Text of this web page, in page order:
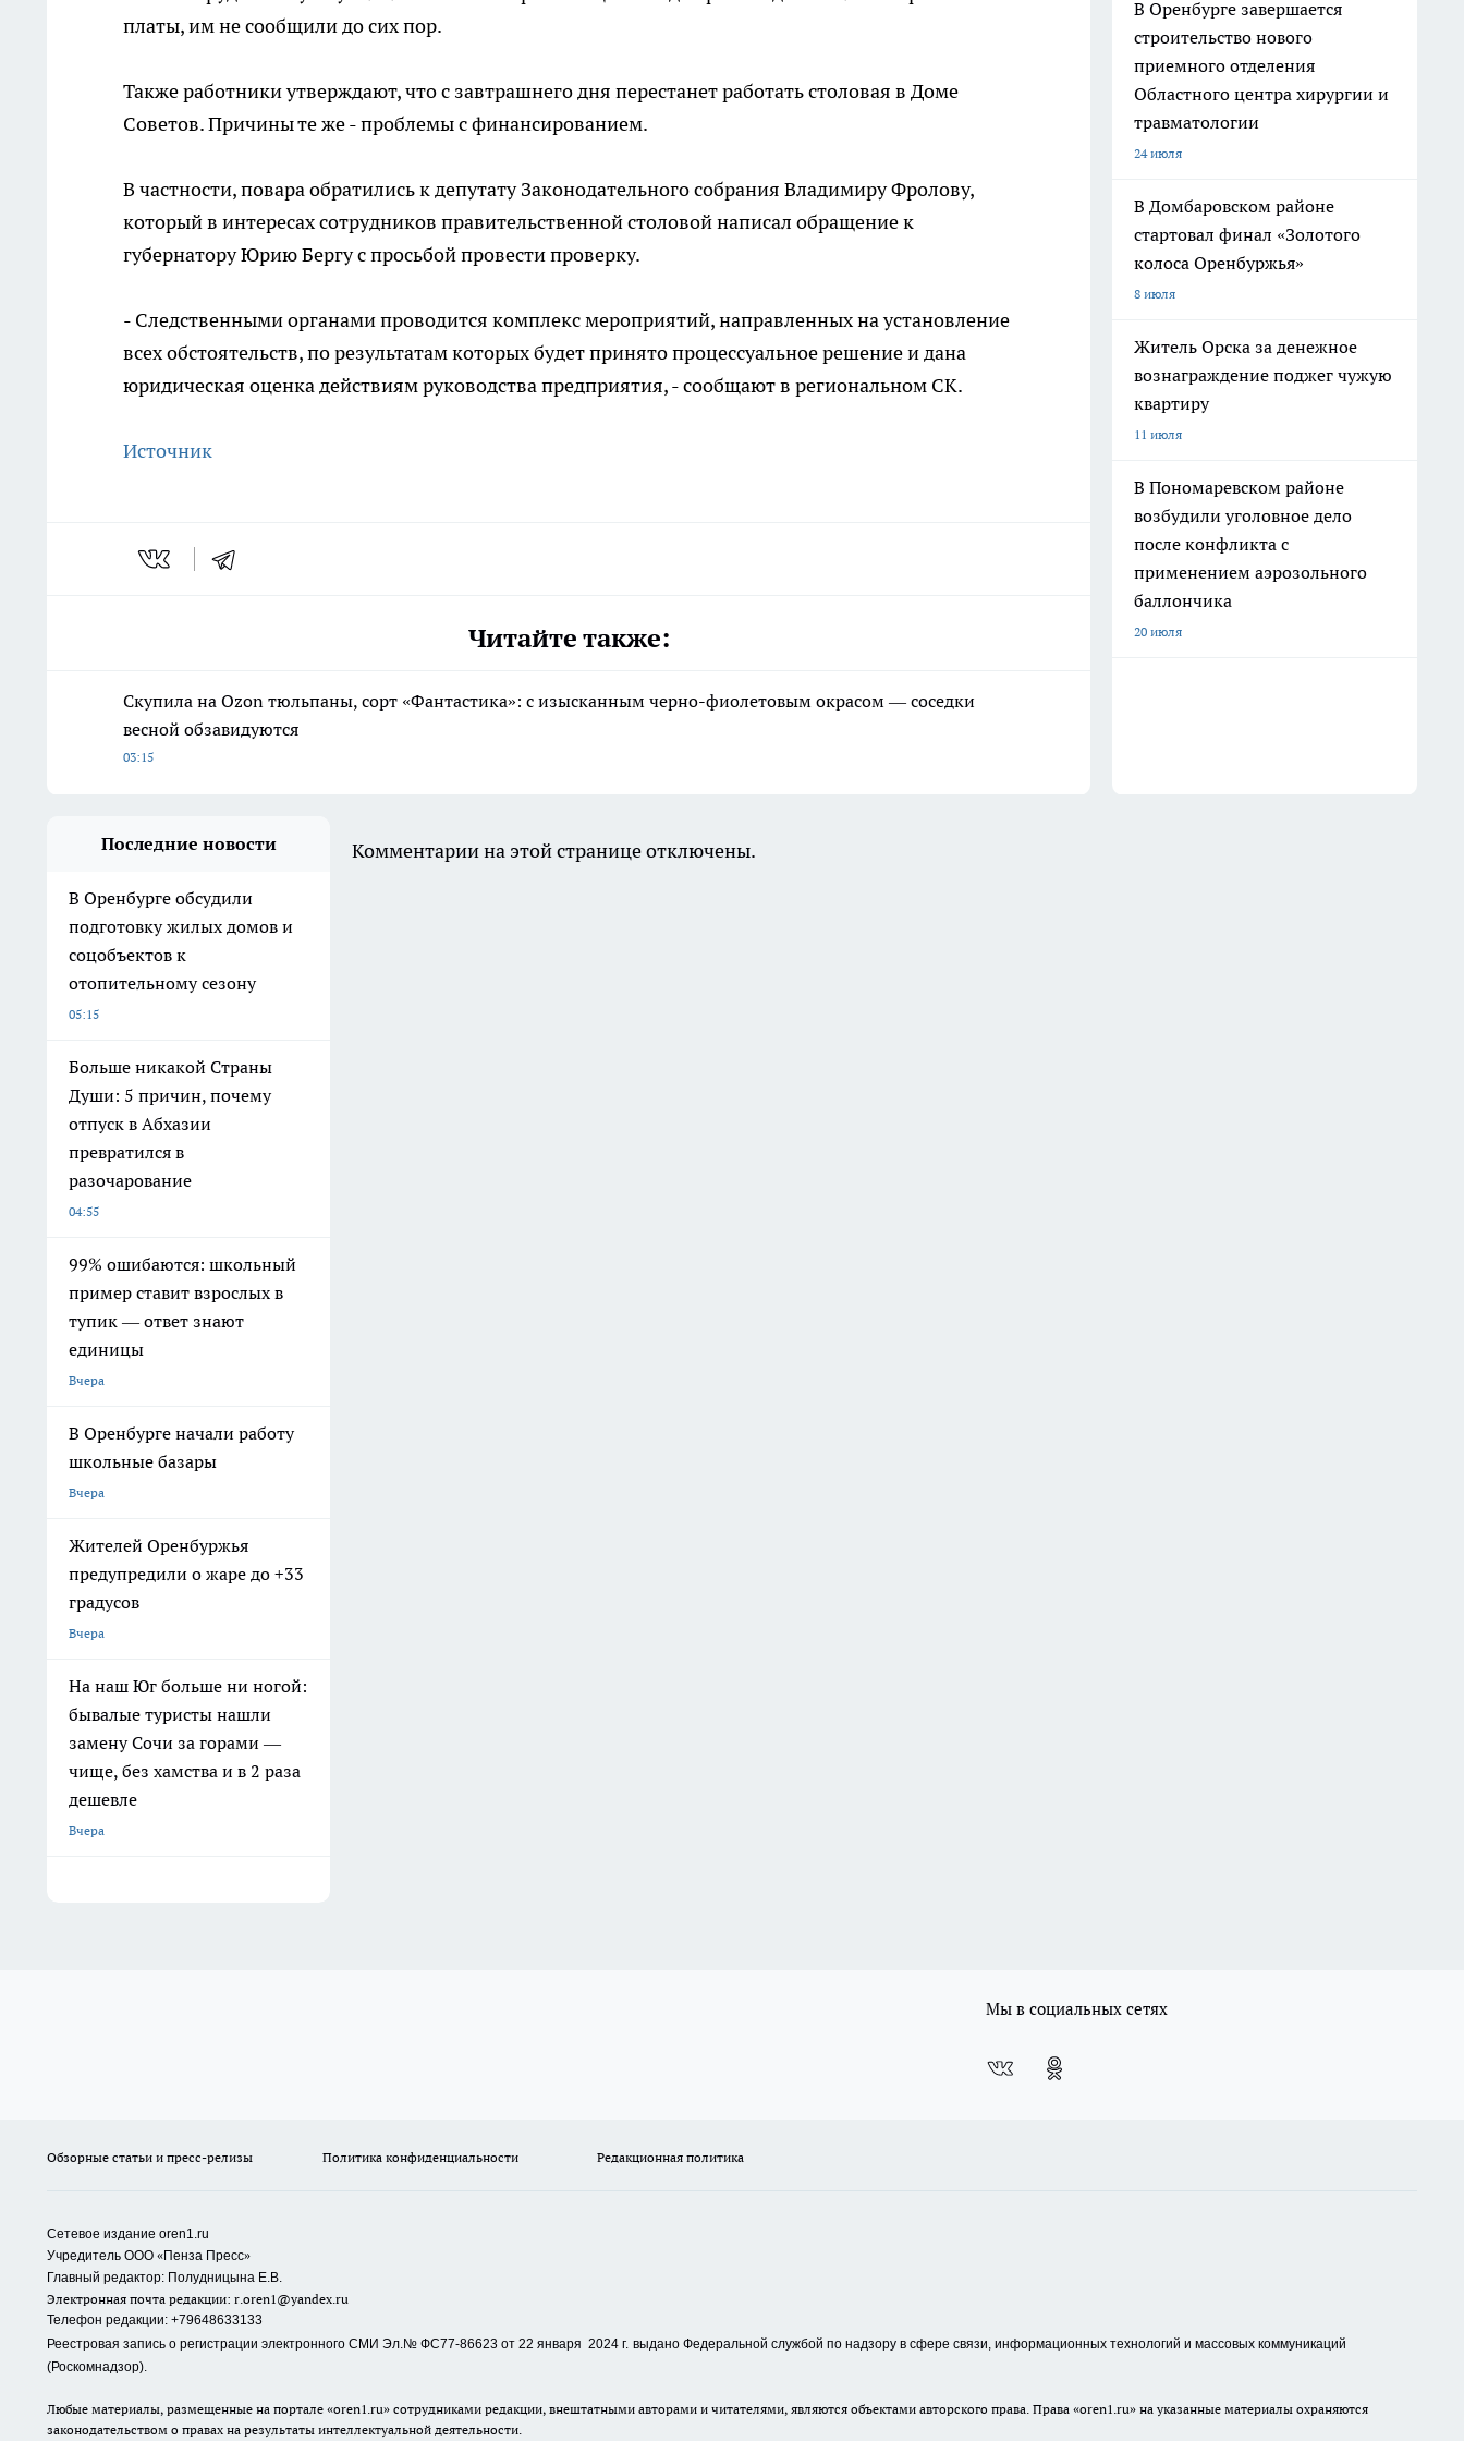
платы, им не сообщили до сих пор.
Также работники утверждают, что с завтрашнего дня перестанет работать столовая в Доме
Советов. Причины те же - проблемы с финансированием.
В частности, повара обратились к депутату Законодательного собрания Владимиру Фролову,
который в интересах сотрудников правительственной столовой написал обращение к
губернатору Юрию Бергу с просьбой провести проверку.
- Следственными органами проводится комплекс мероприятий, направленных на установление
всех обстоятельств, по результатам которых будет принято процессуальное решение и дана
юридическая оценка действиям руководства предприятия, - сообщают в региональном СК.
Источник
Читайте также:
Скупила на Ozon тюльпаны, сорт «Фантастика»: с изысканным черно-фиолетовым окрасом — соседки
весной обзавидуются
03:15
В Оренбурге завершается
строительство нового
приемного отделения
Областного центра хирургии и
травматологии
24 июля
В Домбаровском районе
стартовал финал «Золотого
колоса Оренбуржья»
8 июля
Житель Орска за денежное
вознаграждение поджег чужую
квартиру
11 июля
В Пономаревском районе
возбудили уголовное дело
после конфликта с
применением аэрозольного
баллончика
20 июля
Последние новости
В Оренбурге обсудили
подготовку жилых домов и
соцобъектов к
отопительному сезону
05:15
Больше никакой Страны
Души: 5 причин, почему
отпуск в Абхазии
превратился в
разочарование
04:55
99% ошибаются: школьный
пример ставит взрослых в
тупик — ответ знают
единицы
Вчера
В Оренбурге начали работу
школьные базары
Вчера
Жителей Оренбуржья
предупредили о жаре до +33
градусов
Вчера
На наш Юг больше ни ногой:
бывалые туристы нашли
замену Сочи за горами —
чище, без хамства и в 2 раза
дешевле
Вчера
Комментарии на этой странице отключены.
Мы в социальных сетях
Обзорные статьи и пресс-релизы Политика конфиденциальности Редакционная политика
Сетевое издание oren1.ru
Учредитель ООО «Пенза Пресс»
Главный редактор: Полудницына Е.В.
Электронная почта редакции: r.oren1@yandex.ru
Телефон редакции: +79648633133
Реестровая запись о регистрации электронного СМИ Эл.№ ФС77-86623 от 22 января 2024 г. выдано Федеральной службой по надзору в сфере связи, информационных технологий и массовых коммуникаций
(Роскомнадзор).
Любые материалы, размещенные на портале «oren1.ru» сотрудниками редакции, внештатными авторами и читателями, являются объектами авторского права. Права «oren1.ru» на указанные материалы охраняются
законодательством о правах на результаты интеллектуальной деятельности.